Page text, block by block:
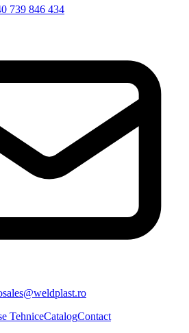
739 846 434
sales@weldplast.ro
TehniceCatalogContact